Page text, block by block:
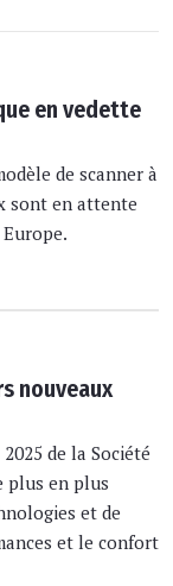
en vedette
de scanner à
sont en attente
nouveaux
de la Société
plus en plus
et de
et le confort